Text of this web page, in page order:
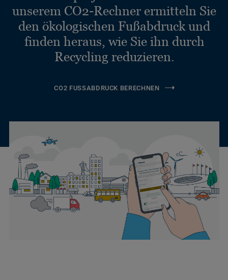
unserem CO2-Rechner ermitteln Sie
den ökologischen Fußabdruck und
finden heraus, wie Sie ihn durch
Recycling reduzieren.
CO2 FUSSABDRUCK BERECHNEN